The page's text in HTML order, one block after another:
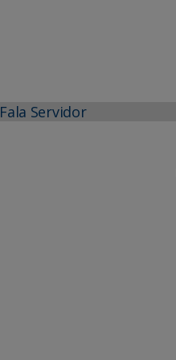
Fala Servidor